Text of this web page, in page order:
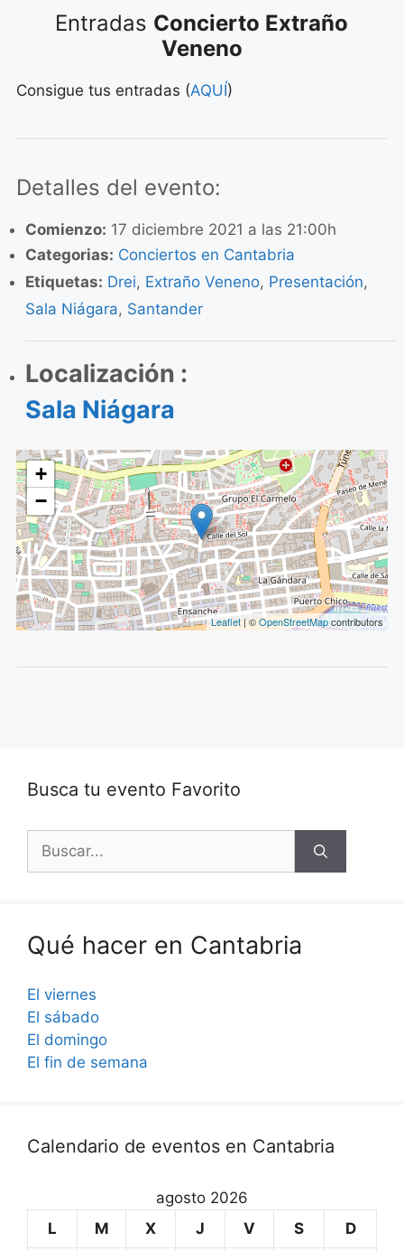
Entradas Concierto Extraño
Veneno
Consigue tus entradas (AQUÍ)
Detalles del evento:
Comienzo: 17 diciembre 2021 a las 21:00h
Categorias: Conciertos en Cantabria
Etiquetas: Drei, Extraño Veneno, Presentación,
Sala Niágara, Santander
Localización :
Sala Niágara
+
−
Leaflet| ©OpenStreetMapcontributors
Busca tu evento Favorito
Buscar:
Qué hacer en Cantabria
El viernes
El sábado
El domingo
El fin de semana
Calendario de eventos en Cantabria
agosto 2026
L
M X J V S D